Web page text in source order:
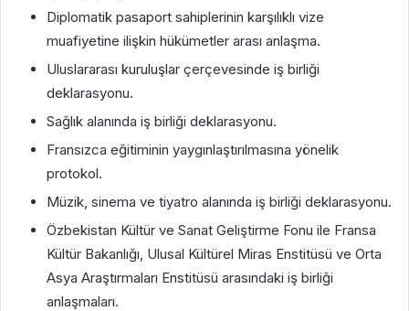
Diplomatik pasaport sahiplerinin karşılıklı vize
muafiyetine ilişkin hükümetler arası anlaşma.
Uluslararası kuruluşlar çerçevesinde iş birliği
deklarasyonu.
Sağlık alanında iş birliği deklarasyonu.
Fransızca eğitiminin yaygınlaştırılmasına yönelik
protokol.
Müzik, sinema ve tiyatro alanında iş birliği deklarasyonu.
Özbekistan Kültür ve Sanat Geliştirme Fonu ile Fransa
Kültür Bakanlığı, Ulusal Kültürel Miras Enstitüsü ve Orta
Asya Araştırmaları Enstitüsü arasındaki iş birliği
anlaşmaları.